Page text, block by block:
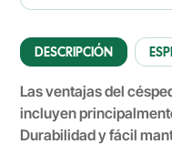
DESCRIPCIÓN
Las ventajas del
incluyen
Durabilidad y fácil